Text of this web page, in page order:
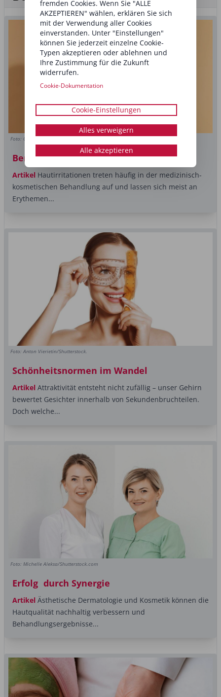
Foto: Copyright (c) 2023 New Africa/Shutterstock
Beruhigen, stärken und schützen
Artikel Hautirritationen treten häufig in der medizinisch-
kosmetischen Behandlung auf und lassen sich meist an
Erythemen...
Foto: Anton Vierietin/Shutterstock.
Schönheitsnormen im Wandel
Artikel Attraktivität entsteht nicht zufällig – unser Gehirn
bewertet Gesichter innerhalb von Sekundenbruchteilen.
Doch welche...
Foto: Michelle Aleksa/Shutterstock.com
Erfolg durch Synergie
Artikel Ästhetische Dermatologie und Kosmetik können die
Hautqualität nachhaltig verbessern und
Behandlungsergebnisse...
fremden Cookies. Wenn Sie "ALLE
AKZEPTIEREN" wählen, erklären Sie sich
mit der Verwendung aller Cookies
einverstanden. Unter "Einstellungen"
können Sie jederzeit einzelne Cookie-
Typen akzeptieren oder ablehnen und
Ihre Zustimmung für die Zukunft
widerrufen.
Cookie-Dokumentation
Cookie-Einstellungen
Alles verweigern
Alle akzeptieren